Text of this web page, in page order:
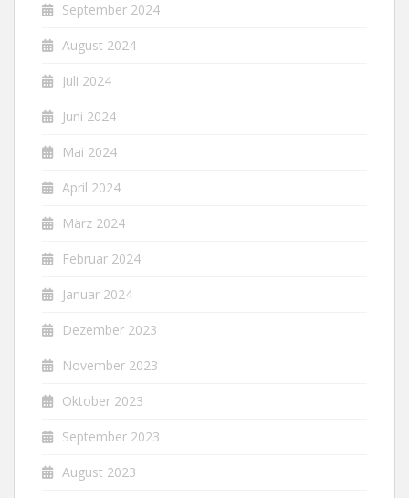
September 2024
August 2024
Juli 2024
Juni 2024
Mai 2024
April 2024
März 2024
Februar 2024
Januar 2024
Dezember 2023
November 2023
Oktober 2023
September 2023
August 2023